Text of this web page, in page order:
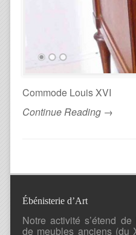
Commode Louis XVI
Continue Reading →
Ébénisterie d’Art
Notre activité s’étend
de meubles anciens (du